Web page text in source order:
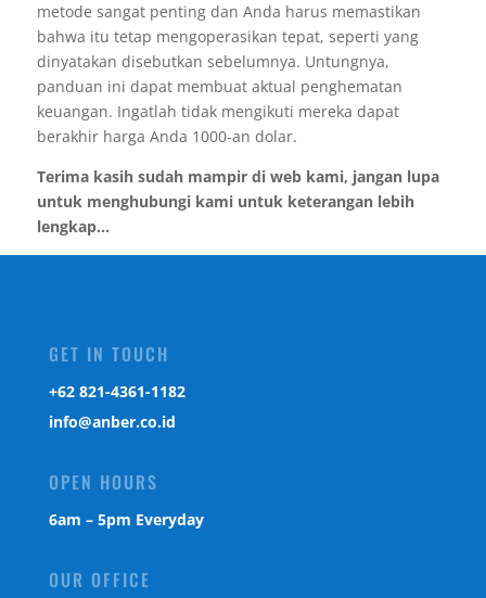
metode sangat penting dan Anda harus memastikan
bahwa itu tetap mengoperasikan tepat, seperti yang
dinyatakan disebutkan sebelumnya. Untungnya,
panduan ini dapat membuat aktual penghematan
keuangan. Ingatlah tidak mengikuti mereka dapat
berakhir harga Anda 1000-an dolar.
Terima kasih sudah mampir di web kami, jangan lupa
untuk menghubungi kami untuk keterangan lebih
lengkap...
GET IN TOUCH
‎+62 821-4361-1182
info@anber.co.id
OPEN HOURS
6am – 5pm Everyday
OUR OFFICE